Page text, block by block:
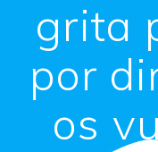
grita
por
os